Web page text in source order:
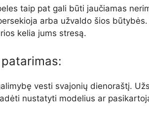
taip pat gali būti jaučiamas
arba užvaldo šios
kelia jums stresą.
vesti svajonių dienoraštį.
nustatyti modelius ar